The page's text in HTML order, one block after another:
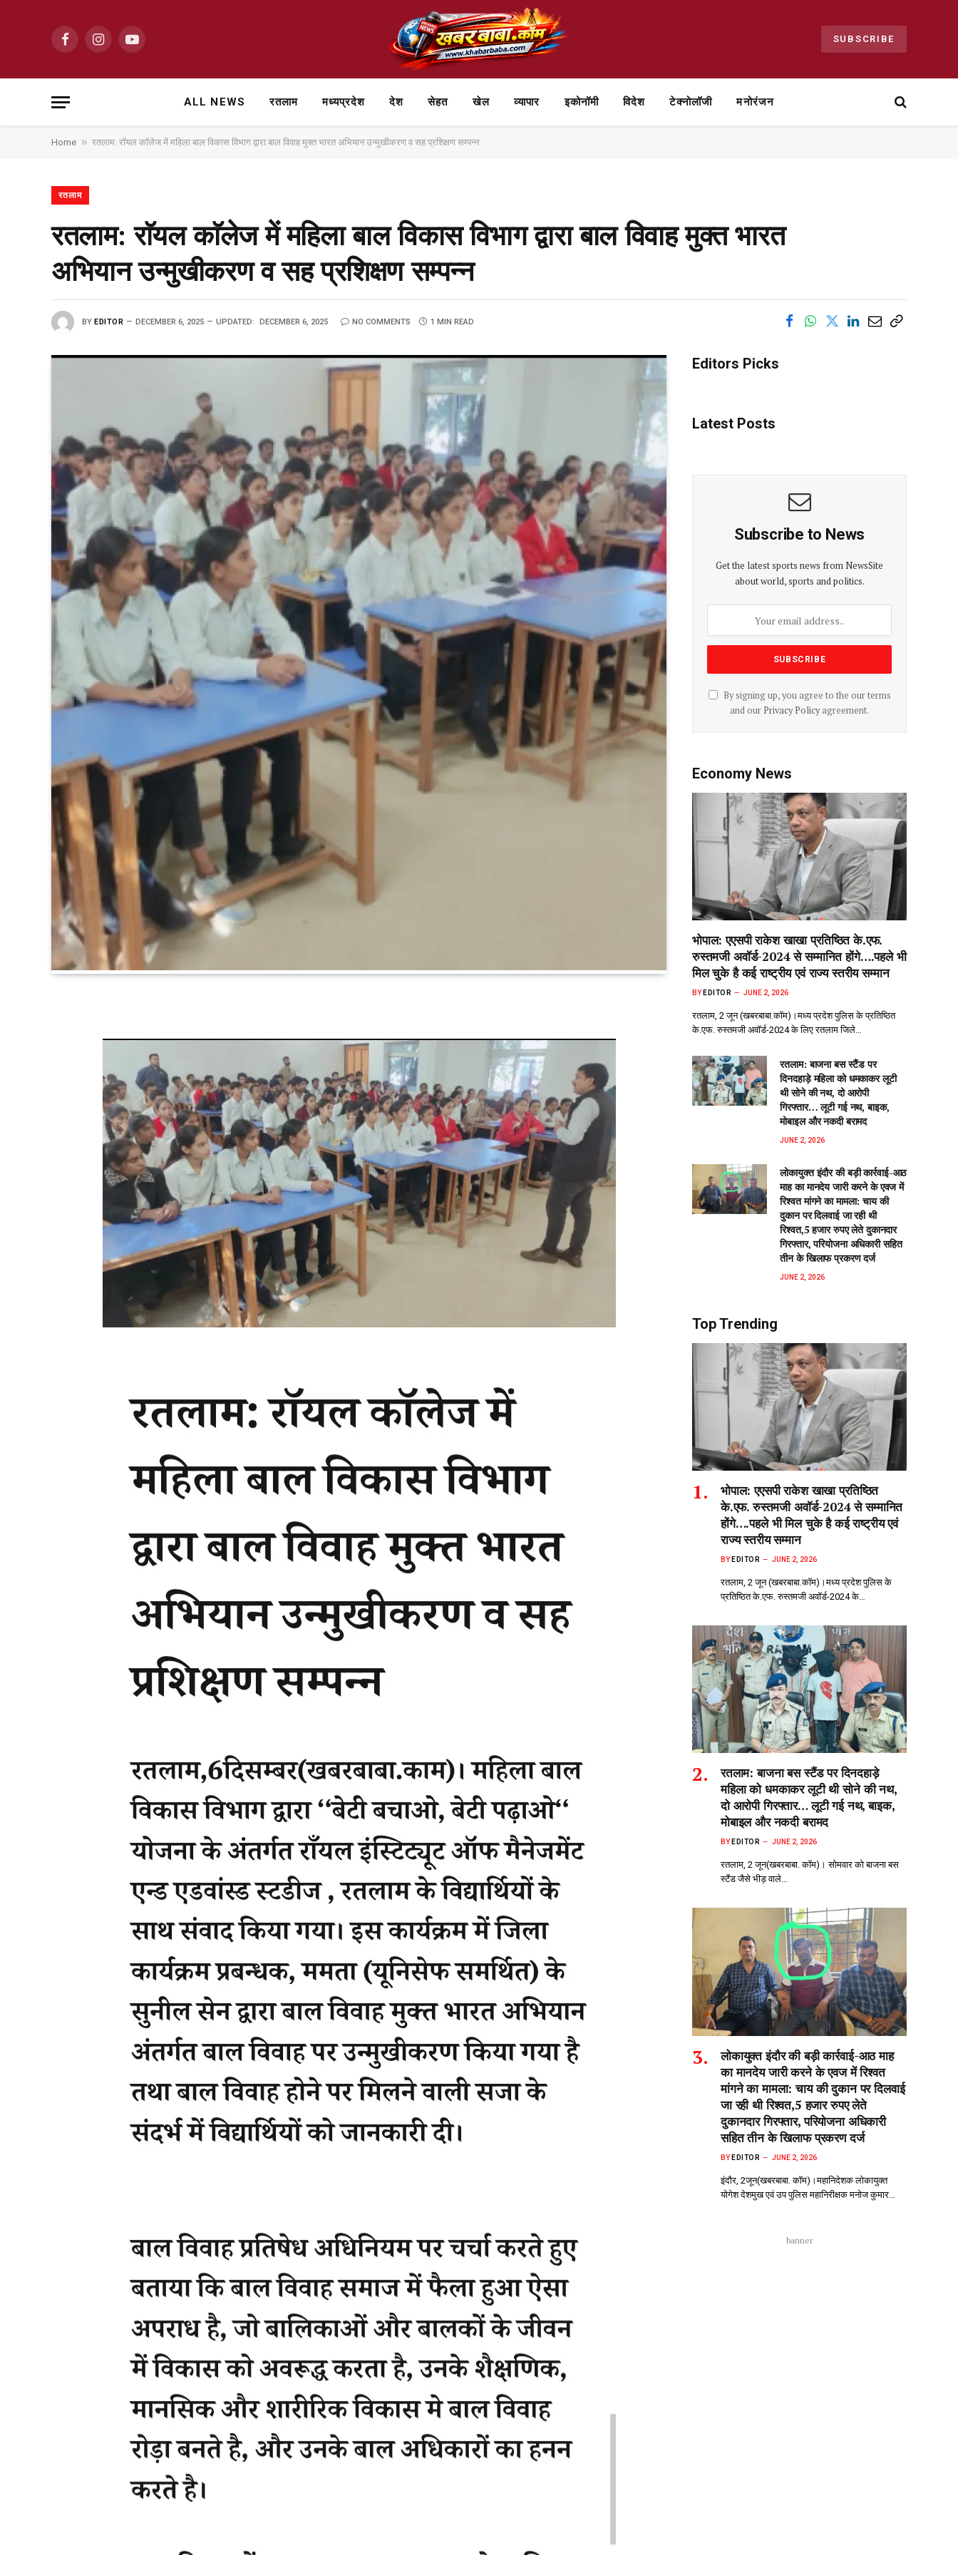
FacebookInstagramYouTube SUBSCRIBE
ALL NEWS रतलाम मध्यप्रदेश देश सेहत खेल व्यापार ⁠इकोनॉमी विदेश टेक्नोलॉजी मनोरंजन
Home » रतलाम: राॅयल काॅलेज में महिला बाल विकास विभाग द्वारा बाल विवाह मुक्त भारत अभियान उन्मुखीकरण व सह प्रशिक्षण सम्पन्न
रतलाम
रतलाम: राॅयल काॅलेज में महिला बाल विकास विभाग द्वारा बाल विवाह मुक्त भारत
अभियान उन्मुखीकरण व सह प्रशिक्षण सम्पन्न
BY EDITOR DECEMBER 6, 2025 UPDATED: DECEMBER 6, 2025 NO COMMENTS 1 MIN READ
Editors Picks
Latest Posts
Subscribe to News
Get the latest sports news from NewsSite
about world, sports and politics.
By signing up, you agree to the our terms
and our Privacy Policyagreement.
Economy News
भोपाल: एएसपी राकेश‌ खाखा प्रतिष्ठित के.एफ.
रुस्तमजी अवॉर्ड-2024 से सम्मानित होंगे….पहले भी
मिल चुके है कई राष्ट्रीय एवं राज्य स्तरीय सम्मान
BY EDITOR JUNE 2, 2026
रतलाम, 2 जून (खबरबाबा.कॉम)।मध्य प्रदेश पुलिस के प्रतिष्ठित
के.एफ. रुस्तमजी अवॉर्ड-2024 के लिए रतलाम जिले…
रतलाम: बाजना बस स्टैंड पर
दिनदहाड़े महिला को धमकाकर लूटी
थी सोने की नथ, दो आरोपी
गिरफ्तार… लूटी गई नथ, बाइक,
मोबाइल और नकदी बरामद
JUNE 2, 2026
लोकायुक्त इंदौर की बड़ी कार्रवाई-आठ
माह का मानदेय जारी करने के एवज में
रिश्वत मांगने का मामला: चाय की
दुकान पर दिलवाई जा रही थी
रिश्वत,5 हजार रुपए लेते दुकानदार
गिरफ्तार, परियोजना अधिकारी सहित
तीन के खिलाफ प्रकरण दर्ज
JUNE 2, 2026
Top Trending
भोपाल: एएसपी राकेश‌ खाखा प्रतिष्ठित
के.एफ. रुस्तमजी अवॉर्ड-2024 से सम्मानित
होंगे….पहले भी मिल चुके है कई राष्ट्रीय एवं
राज्य स्तरीय सम्मान
BY EDITOR JUNE 2, 2026
रतलाम, 2 जून (खबरबाबा.कॉम)।मध्य प्रदेश पुलिस के
प्रतिष्ठित के.एफ. रुस्तमजी अवॉर्ड-2024 के…
रतलाम: बाजना बस स्टैंड पर दिनदहाड़े
महिला को धमकाकर लूटी थी सोने की नथ,
दो आरोपी गिरफ्तार… लूटी गई नथ, बाइक,
मोबाइल और नकदी बरामद
BY EDITOR JUNE 2, 2026
रतलाम, 2 जून(खबरबाबा. कॉम)। सोमवार को बाजना बस
स्टैंड जैसे भीड़‌ वाले…
लोकायुक्त इंदौर की बड़ी कार्रवाई-आठ माह
का मानदेय जारी करने के एवज में रिश्वत
मांगने का मामला: चाय की दुकान पर दिलवाई
जा रही थी रिश्वत,5 हजार रुपए लेते
दुकानदार गिरफ्तार, परियोजना अधिकारी
सहित तीन के खिलाफ प्रकरण दर्ज
BY EDITOR JUNE 2, 2026
इंदौर, 2जून(खबरबाबा. कॉम)।महानिदेशक लोकायुक्त
योगेश देशमुख एवं उप पुलिस महानिरीक्षक मनोज कुमार…
banner